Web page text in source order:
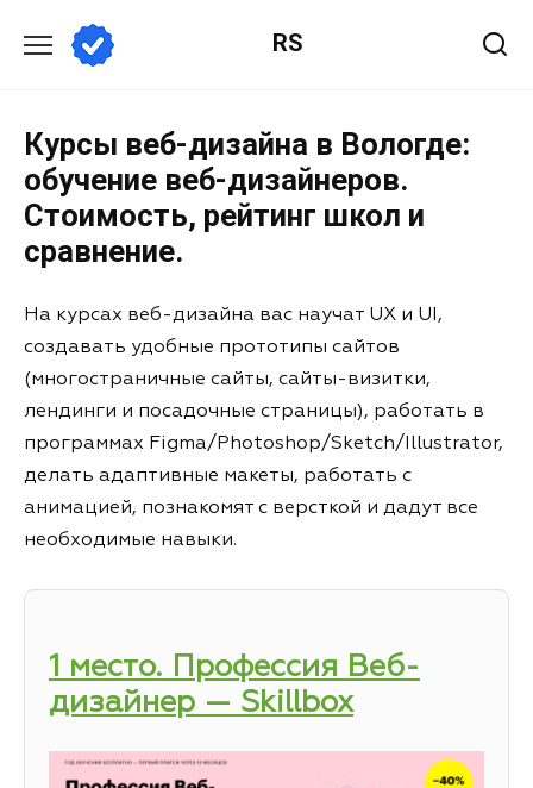
RS
Курсы веб-дизайна в Вологде:
обучение веб-дизайнеров.
Стоимость, рейтинг школ и
сравнение.
На курсах веб-дизайна вас научат UX и UI,
создавать удобные прототипы сайтов
(многостраничные сайты, сайты-визитки,
лендинги и посадочные страницы), работать в
программах Figma/Photoshop/Sketch/Illustrator,
делать адаптивные макеты, работать с
анимацией, познакомят с версткой и дадут все
необходимые навыки.
1 место. Профессия Веб-
дизайнер — Skillbox